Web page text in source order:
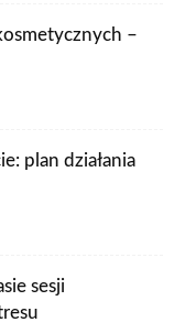
–
plan działania
sesji